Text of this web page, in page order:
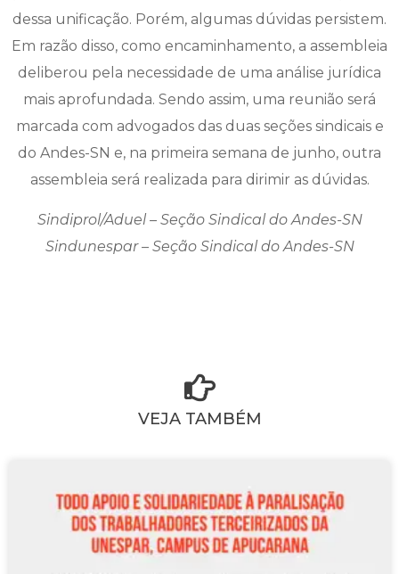
dessa unificação. Porém, algumas dúvidas persistem.
Em razão disso, como encaminhamento, a assembleia
deliberou pela necessidade de uma análise jurídica
mais aprofundada. Sendo assim, uma reunião será
marcada com advogados das duas seções sindicais e
do Andes-SN e, na primeira semana de junho, outra
assembleia será realizada para dirimir as dúvidas.
Sindiprol/Aduel – Seção Sindical do Andes-SN
Sindunespar – Seção Sindical do Andes-SN
VEJA TAMBÉM